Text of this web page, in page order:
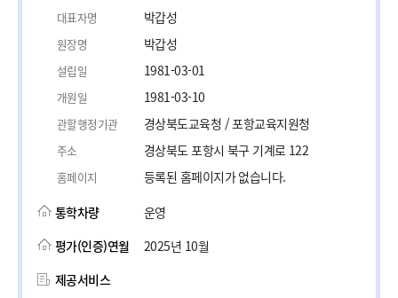
대표자명 박갑성
원장명 박갑성
설립일 1981-03-01
개원일 1981-03-10
관할행정기관 경상북도교육청 / 포항교육지원청
주소 경상북도 포항시 북구 기계로 122
홈페이지
등록된 홈페이지가 없습니다.
통학차량
운영
평가(인증)연월
2025년 10월
제공서비스